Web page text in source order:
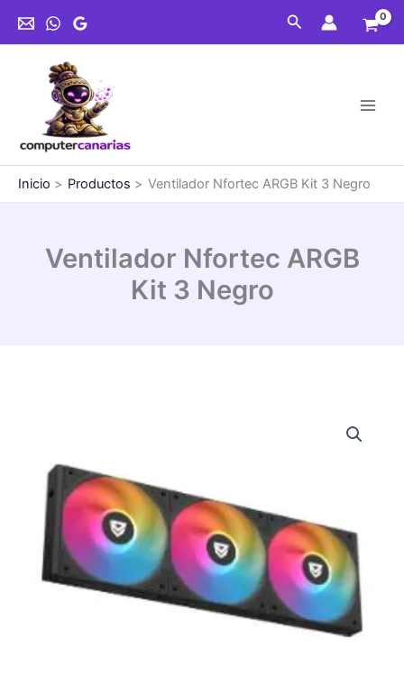
Buscar
Inicio Productos Ventilador Nfortec ARGB Kit 3 Negro
Ventilador Nfortec ARGB
Kit 3 Negro
Kit
3
cantidad